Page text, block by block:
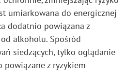
umiarkowana do energicznej
dodatnio powiązana z
alkoholu. Spośród
siedzących, tylko oglądanie
z ryzykiem